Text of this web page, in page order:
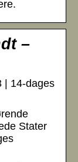
–
| 14-dages
Stater